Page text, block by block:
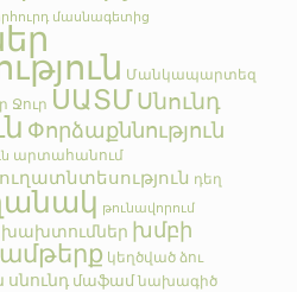
մասնագետից
Մանկապարտեզ
Ջուր ՍԱՏՄՍնունդ
Փորձաքննություն
արտահանում
դեղ
թունավորում
խախտումներ խմբի
կեղծված ձու
մաֆամ նախագիծ